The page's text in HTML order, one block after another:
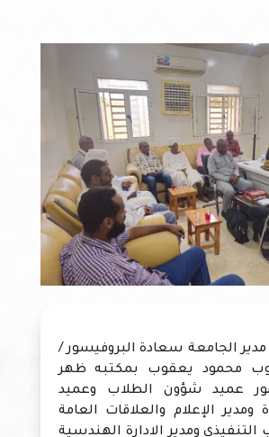
مدير الجامعة سعادة البروفيسور /
محمود يعقوب بمكتبه ظهر
عميد شؤون الطلاب وعميد
ومدير الإعلام والعلاقات العامة
التنفيذي ومدير الادارة الهندسية